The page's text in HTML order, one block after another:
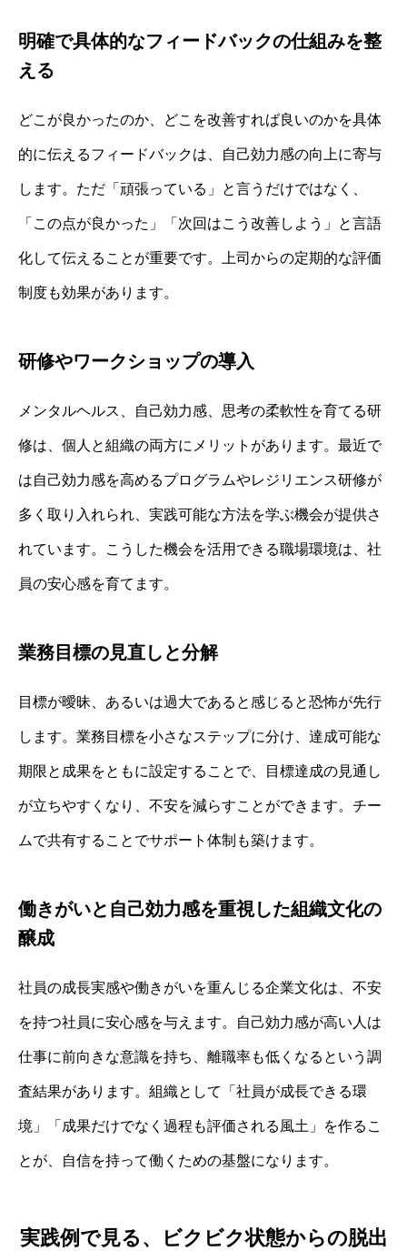
明確で具体的なフィードバックの仕組みを整
える
どこが良かったのか、どこを改善すれば良いのかを具体
的に伝えるフィードバックは、自己効力感の向上に寄与
します。ただ「頑張っている」と言うだけではなく、
「この点が良かった」「次回はこう改善しよう」と言語
化して伝えることが重要です。上司からの定期的な評価
制度も効果があります。
研修やワークショップの導入
メンタルヘルス、自己効力感、思考の柔軟性を育てる研
修は、個人と組織の両方にメリットがあります。最近で
は自己効力感を高めるプログラムやレジリエンス研修が
多く取り入れられ、実践可能な方法を学ぶ機会が提供さ
れています。こうした機会を活用できる職場環境は、社
員の安心感を育てます。
業務目標の見直しと分解
目標が曖昧、あるいは過大であると感じると恐怖が先行
します。業務目標を小さなステップに分け、達成可能な
期限と成果をともに設定することで、目標達成の見通し
が立ちやすくなり、不安を減らすことができます。チー
ムで共有することでサポート体制も築けます。
働きがいと自己効力感を重視した組織文化の
醸成
社員の成長実感や働きがいを重んじる企業文化は、不安
を持つ社員に安心感を与えます。自己効力感が高い人は
仕事に前向きな意識を持ち、離職率も低くなるという調
査結果があります。組織として「社員が成長できる環
境」「成果だけでなく過程も評価される風土」を作るこ
とが、自信を持って働くための基盤になります。
実践例で見る、ビクビク状態からの脱出